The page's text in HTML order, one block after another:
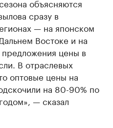
объясняются
сразу в
— на японском
Востоке и на
цены в
В отраслевых
оптовые цены на
на 80-90% по
— сказал